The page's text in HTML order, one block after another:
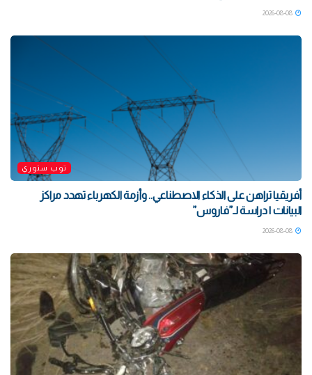
توب ستوري
أفريقيا تراهن على الذكاء الاصطناعي.. وأزمة الكهرباء تهدد مراكز
البيانات | دراسة لـ”فاروس”